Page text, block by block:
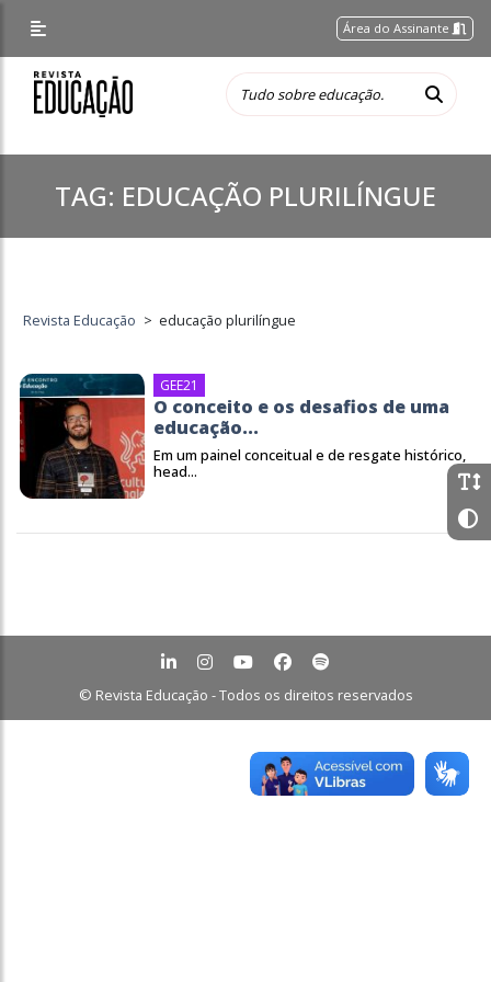
Área do Assinante
TAG: EDUCAÇÃO PLURILÍNGUE
Revista Educação > educação plurilíngue
GEE21
O conceito e os desafios de uma
educação...
Em um painel conceitual e de resgate histórico,
head...
© Revista Educação - Todos os direitos reservados